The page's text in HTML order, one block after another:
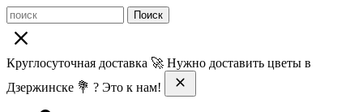
Поиск
Круглосуточная доставка 🚀 Нужно доставить цветы в
Дзержинске 💐 ? Это к нам!